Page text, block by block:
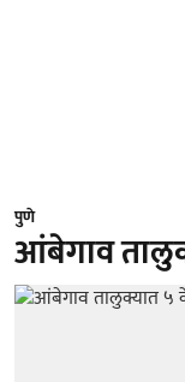
पुणे
आंबेगाव